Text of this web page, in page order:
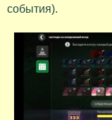
события).